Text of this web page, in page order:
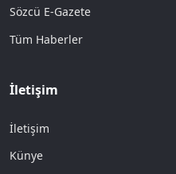
Sözcü E-Gazete
Tüm Haberler
İletişim
İletişim
Künye